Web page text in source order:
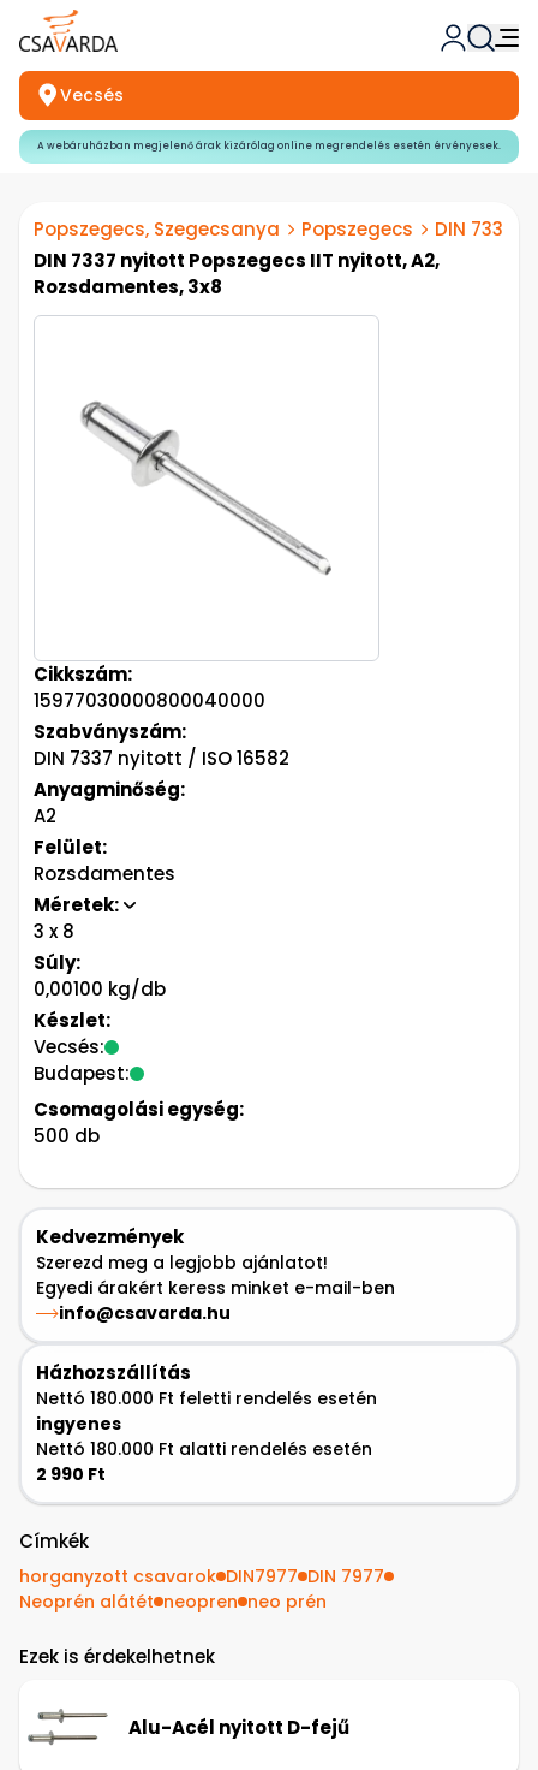
Vecsés
A webáruházban megjelenő árak kizárólag online megrendelés esetén érvényesek.
Popszegecs, Szegecsanya Popszegecs
DIN 7337
DIN 7337 nyitott Popszegecs IIT nyitott, A2,
Rozsdamentes, 3x8
Cikkszám:
15977030000800040000
Szabványszám:
DIN 7337 nyitott / ISO 16582
Anyagminőség:
A2
Felület:
Rozsdamentes
Méretek:
3 x 8
Súly:
0,00100 kg/db
Készlet:
Vecsés:
Budapest:
Csomagolási egység:
500 db
Kedvezmények
Szerezd meg a legjobb ajánlatot!
Egyedi árakért keress minket e-mail-ben
info@csavarda.hu
Házhozszállítás
Nettó 180.000 Ft feletti rendelés esetén
ingyenes
Nettó 180.000 Ft alatti rendelés esetén
2 990 Ft
Címkék
horganyzott csavarok DIN7977 DIN 7977
Neoprén alátét neopren neo prén
Ezek is érdekelhetnek
Alu-Acél nyitott D-fejű